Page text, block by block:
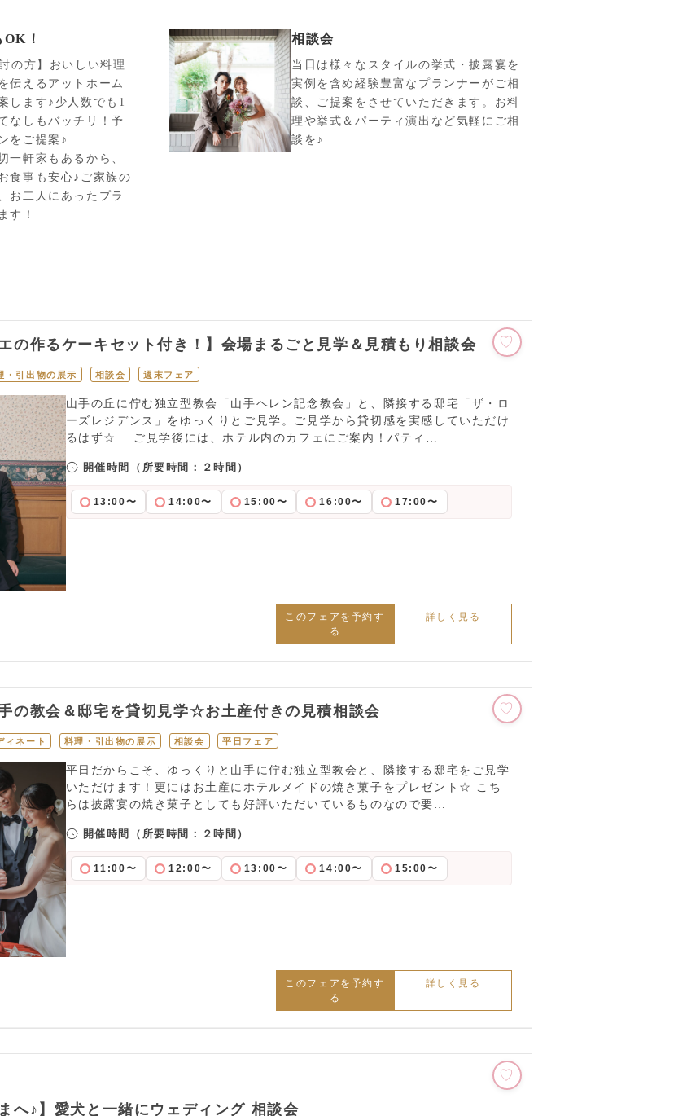
！
の方】おいしい料理
伝えるアットホーム
します♪少人数でも1
なしもバッチリ！予
をご提案♪
一軒家もあるから、
食事も安心♪ご家族の
お二人にあったプラ
す！
相談会
当日は様々なスタイルの挙式・披露宴を
実例を含め経験豊富なプランナーがご相
談、ご提案をさせていただきます。お料
理や挙式＆パーティ演出など気軽にご相
談を♪
の作るケーキセット付き！】会場まるごと見学＆見積もり相談会
・引出物の展示 相談会 週末フェア
山手の丘に佇む独立型教会「山手ヘレン記念教会」と、隣接する邸宅「ザ・ロ
ーズレジデンス」をゆっくりとご見学。ご見学から貸切感を実感していただけ
るはず☆ ご見学後には、ホテル内のカフェにご案内！パティ…
開催時間 （所要時間：２時間）
13:00〜 14:00〜 15:00〜 16:00〜 17:00〜
このフェアを予約す
る
詳しく見る
の教会＆邸宅を貸切見学☆お土産付きの見積相談会
ィネート 料理・引出物の展示 相談会 平日フェア
平日だからこそ、ゆっくりと山手に佇む独立型教会と、隣接する邸宅をご見学
いただけます！更にはお土産にホテルメイドの焼き菓子をプレゼント☆ こち
らは披露宴の焼き菓子としても好評いただいているものなので要…
開催時間 （所要時間：２時間）
11:00〜 12:00〜 13:00〜 14:00〜 15:00〜
このフェアを予約す
る
詳しく見る
へ♪】愛犬と一緒にウェディング 相談会